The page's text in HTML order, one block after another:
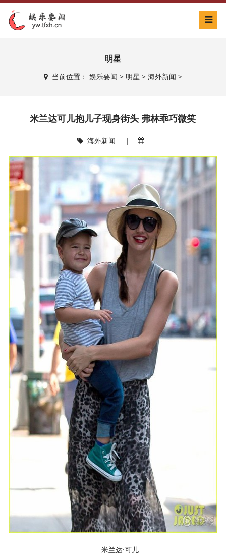
明星
当前位置： 娱乐要闻 > 明星 > 海外新闻 >
米兰达可儿抱儿子现身街头 弗林乖巧微笑
海外新闻 |
米兰达·可儿